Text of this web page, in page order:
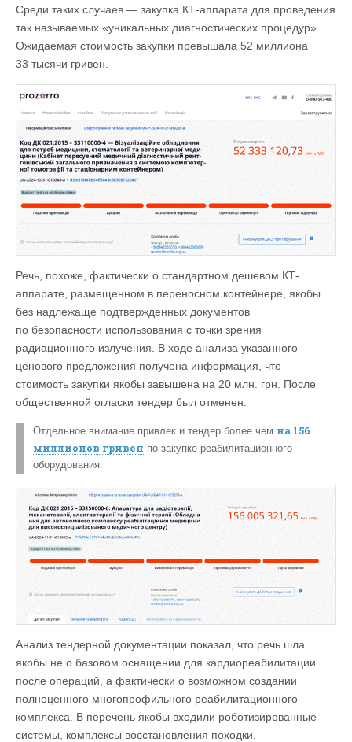
Среди таких случаев — закупка КТ-аппарата для проведения
так называемых «уникальных диагностических процедур».
Ожидаемая стоимость закупки превышала 52 миллиона
33 тысячи гривен.
Речь, похоже, фактически о стандартном дешевом КТ-
аппарате, размещенном в переносном контейнере, якобы
без надлежаще подтвержденных документов
по безопасности использования с точки зрения
радиационного излучения. В ходе анализа указанного
ценового предложения получена информация, что
стоимость закупки якобы завышена на 20 млн. грн. После
общественной огласки тендер был отменен.
Отдельное внимание привлек и тендер более чем на 156
миллионов гривен по закупке реабилитационного
оборудования.
Анализ тендерной документации показал, что речь шла
якобы не о базовом оснащении для кардиореабилитации
после операций, а фактически о возможном создании
полноценного многопрофильного реабилитационного
комплекса. В перечень якобы входили роботизированные
системы, комплексы восстановления походки,